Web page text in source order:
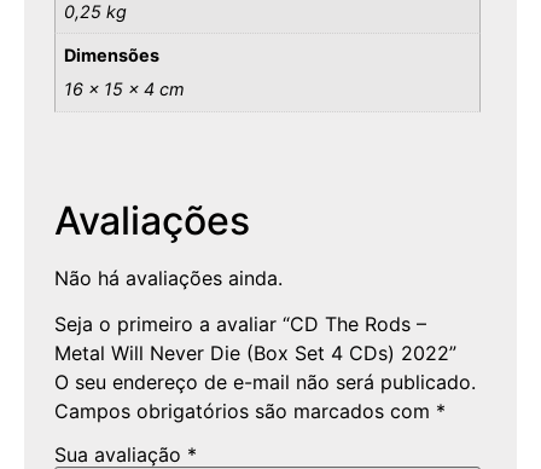
0,25 kg
Dimensões
16 × 15 × 4 cm
Avaliações
Não há avaliações ainda.
Seja o primeiro a avaliar “CD The Rods –
Metal Will Never Die (Box Set 4 CDs) 2022”
O seu endereço de e-mail não será publicado.
Campos obrigatórios são marcados com *
Sua avaliação *